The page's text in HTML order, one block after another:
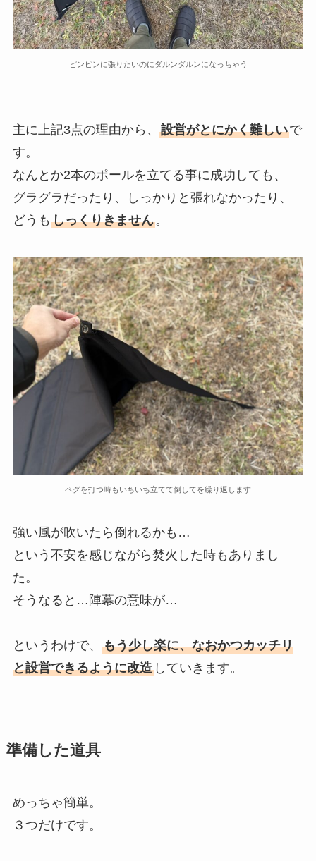
ピンピンに張りたいのにダルンダルンになっちゃう
主に上記3点の理由から、 設営がとにかく難しいで
す。
なんとか2本のポールを立てる事に成功しても、
グラグラだったり、しっかりと張れなかったり、
どうも しっくりきません。
ペグを打つ時もいちいち立てて倒してを繰り返します
強い風が吹いたら倒れるかも…
という不安を感じながら焚火した時もありまし
た。
そうなると…陣幕の意味が…
というわけで、 もう少し楽に、なおかつカッチリ
と設営できるように改造していきます。
準備した道具
めっちゃ簡単。
３つだけです。